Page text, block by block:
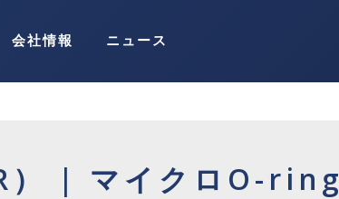
会社情報 ニュース
） | マイクロO-ring